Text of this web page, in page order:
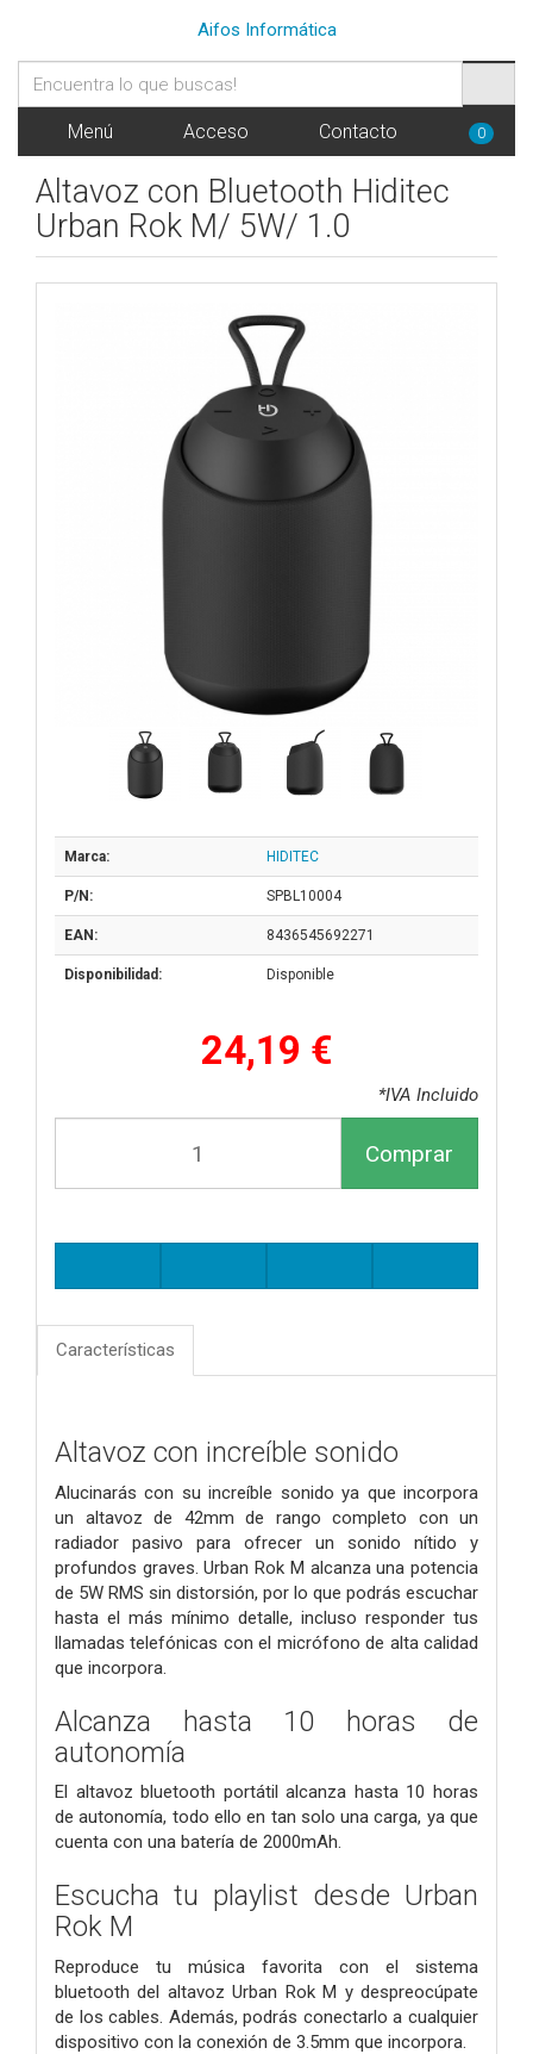
Aifos Informática
Menú Acceso Contacto 0
Altavoz con Bluetooth Hiditec
Urban Rok M/ 5W/ 1.0
Marca: HIDITEC
P/N: SPBL10004
EAN: 8436545692271
Disponibilidad: Disponible
24,19 €
*IVA Incluido
Comprar
Características
Altavoz con increíble sonido
Alucinarás con su increíble sonido ya que incorpora
un altavoz de 42mm de rango completo con un
radiador pasivo para ofrecer un sonido nítido y
profundos graves. Urban Rok M alcanza una potencia
de 5W RMS sin distorsión, por lo que podrás escuchar
hasta el más mínimo detalle, incluso responder tus
llamadas telefónicas con el micrófono de alta calidad
que incorpora.
Alcanza hasta 10 horas de
autonomía
El altavoz bluetooth portátil alcanza hasta 10 horas
de autonomía, todo ello en tan solo una carga, ya que
cuenta con una batería de 2000mAh.
Escucha tu playlist desde Urban
Rok M
Reproduce tu música favorita con el sistema
bluetooth del altavoz Urban Rok M y despreocúpate
de los cables. Además, podrás conectarlo a cualquier
dispositivo con la conexión de 3.5mm que incorpora.